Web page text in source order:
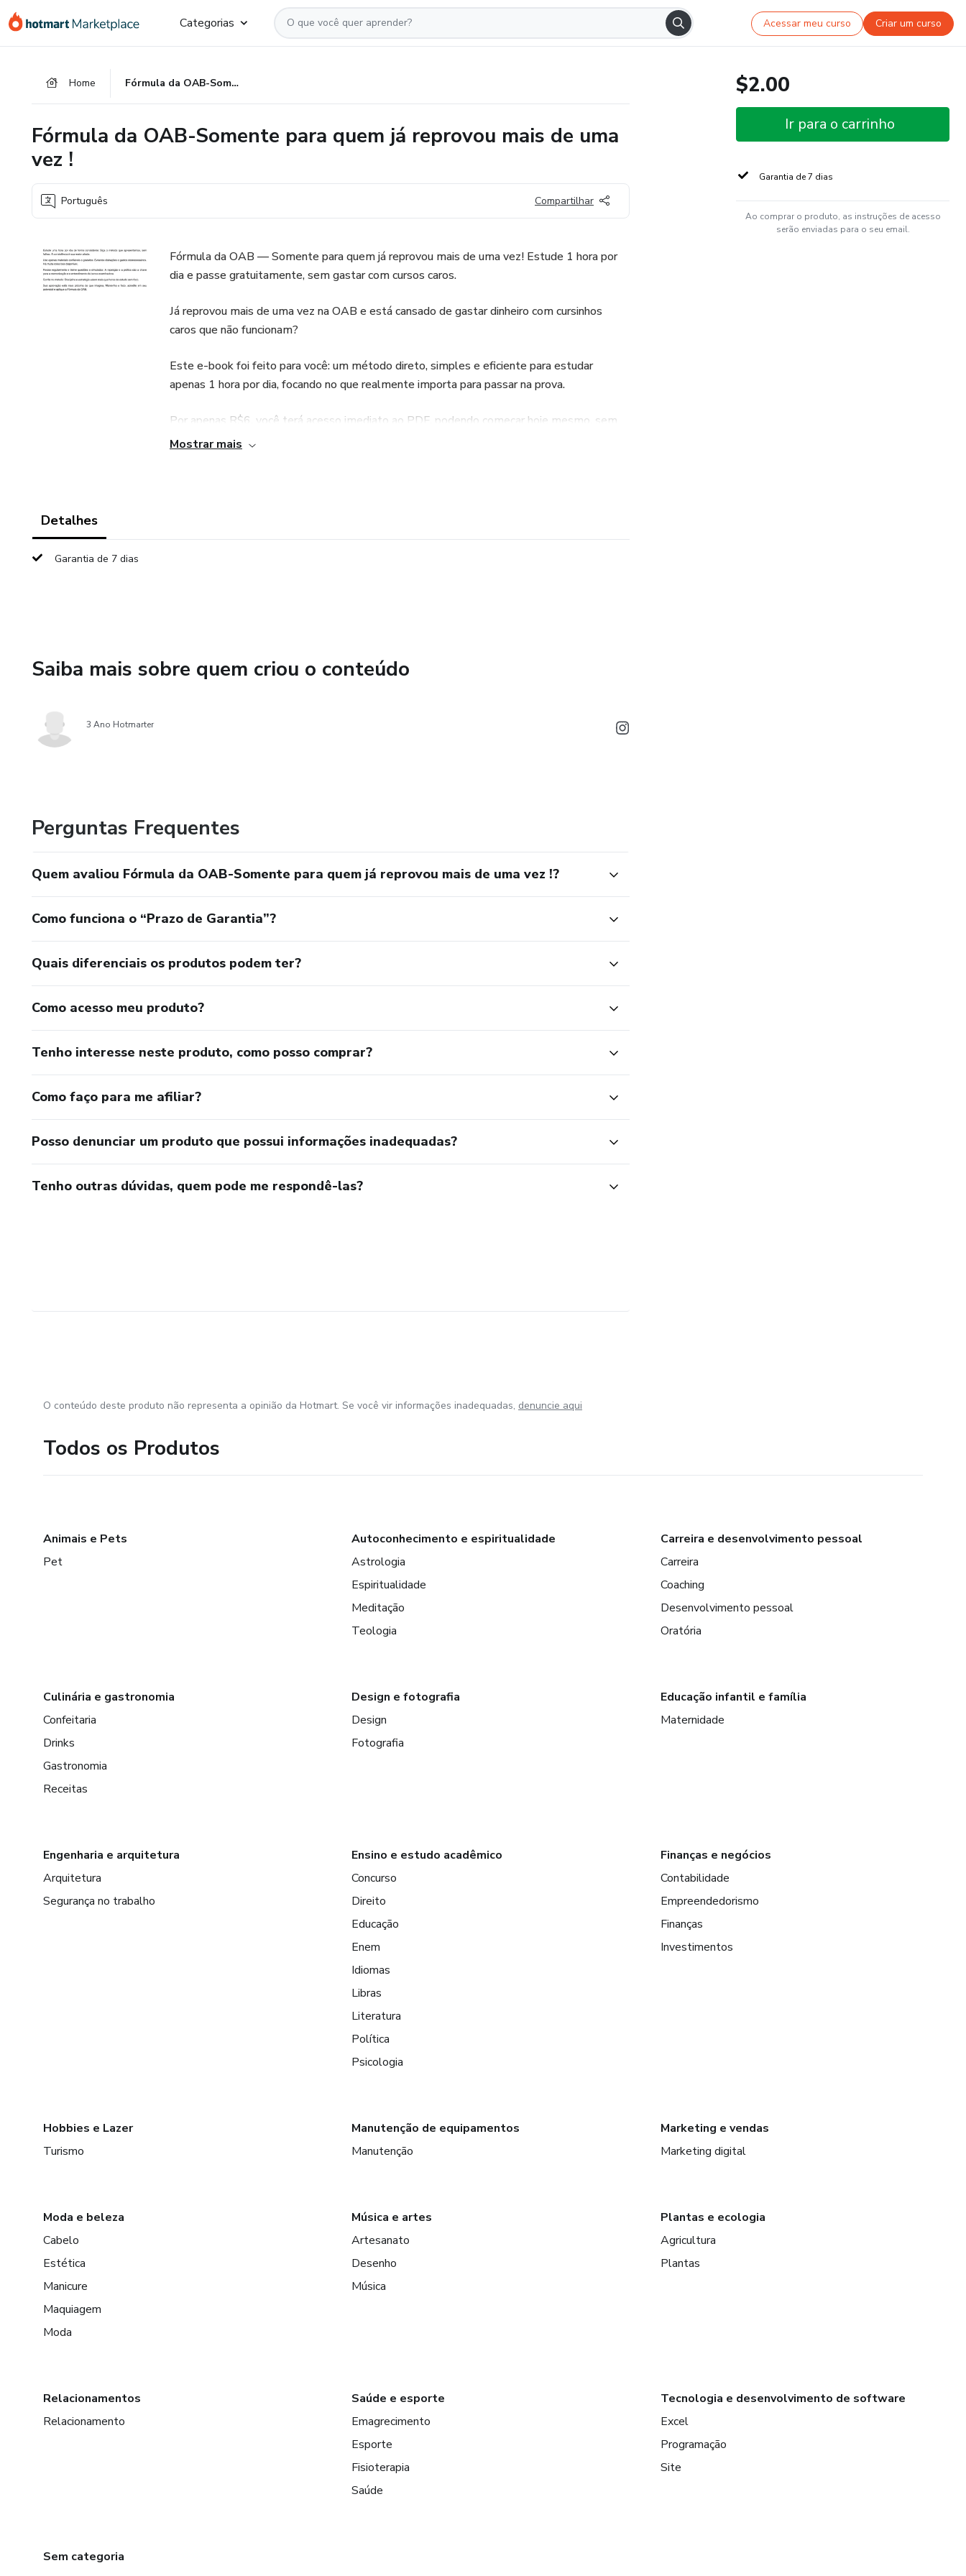
para
para
para
Categorias Acessar meu curso Criar um curso
Home Fórmula da OAB-Somente para quem já reprovou mais de uma vez !
Fórmula da OAB-Somente para quem já reprovou mais de uma
vez !
Português Compartilhar
Fórmula da OAB — Somente para quem já reprovou mais de uma vez! Estude 1 hora por
dia e passe gratuitamente, sem gastar com cursos caros.
Já reprovou mais de uma vez na OAB e está cansado de gastar dinheiro com cursinhos
caros que não funcionam?
Este e-book foi feito para você: um método direto, simples e eficiente para estudar
apenas 1 hora por dia, focando no que realmente importa para passar na prova.
Por apenas R$6, você terá acesso imediato ao PDF, podendo começar hoje mesmo, sem
precisar de aulas presenciais ou cursos caros.
Mostrar mais
Detalhes
Garantia de 7 dias
Saiba mais sobre quem criou o conteúdo
3 Ano Hotmarter
Perguntas Frequentes
Quem avaliou Fórmula da OAB-Somente para quem já reprovou mais de uma vez !?
Como funciona o “Prazo de Garantia”?
Quais diferenciais os produtos podem ter?
Como acesso meu produto?
Tenho interesse neste produto, como posso comprar?
Como faço para me afiliar?
Posso denunciar um produto que possui informações inadequadas?
Tenho outras dúvidas, quem pode me respondê-las?
$2.00
Ir para o carrinho
Garantia de 7 dias
Ao comprar o produto, as instruções de acesso
serão enviadas para o seu email.
O conteúdo deste produto não representa a opinião da Hotmart. Se você vir informações inadequadas, denuncie aqui
Todos os Produtos
Animais e Pets
Pet
Autoconhecimento e espiritualidade
Astrologia
Espiritualidade
Meditação
Teologia
Carreira e desenvolvimento pessoal
Carreira
Coaching
Desenvolvimento pessoal
Oratória
Culinária e gastronomia
Confeitaria
Drinks
Gastronomia
Receitas
Design e fotografia
Design
Fotografia
Educação infantil e família
Maternidade
Engenharia e arquitetura
Arquitetura
Segurança no trabalho
Ensino e estudo acadêmico
Concurso
Direito
Educação
Enem
Idiomas
Libras
Literatura
Política
Psicologia
Finanças e negócios
Contabilidade
Empreendedorismo
Finanças
Investimentos
Hobbies e Lazer
Turismo
Manutenção de equipamentos
Manutenção
Marketing e vendas
Marketing digital
Moda e beleza
Cabelo
Estética
Manicure
Maquiagem
Moda
Música e artes
Artesanato
Desenho
Música
Plantas e ecologia
Agricultura
Plantas
Relacionamentos
Relacionamento
Saúde e esporte
Emagrecimento
Esporte
Fisioterapia
Saúde
Tecnologia e desenvolvimento de software
Excel
Programação
Site
Sem categoria